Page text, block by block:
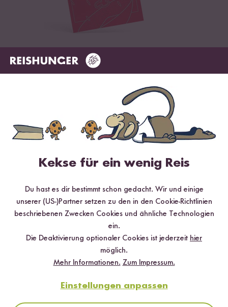
Digitales Rezeptbuch per E-Mail
✔️ Von Sushi über Curry bis hin zu Desserts
✔️ Inklusive Tipps & Tricks für die Zubereitung
Jetzt sichern
*Das Digitale Rezeptbuch wird dir nach vollständiger Anmeldung zum Newsletter
per E-Mail zugeschickt.
Mehr Rezepte mit Bio Reisflocken
Kekse für ein wenig Reis
Du hast es dir bestimmt schon gedacht. Wir und einige
unserer (US-)Partner setzen zu den in den Cookie-Richtlinien
beschriebenen Zwecken Cookies und ähnliche Technologien
ein.
Die Deaktivierung optionaler Cookies ist jederzeit hier
möglich.
Mehr Informationen. Zum Impressum.
Einstellungen anpassen